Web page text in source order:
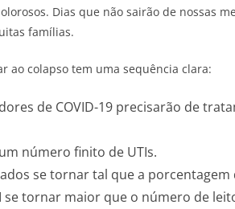
Dias que não sairão de nossas
famílias.
ao colapso tem uma sequência clara:
de COVID-19 precisarão de
número finito de UTIs.
se tornar tal que a porcentagem
tornar maior que o número de